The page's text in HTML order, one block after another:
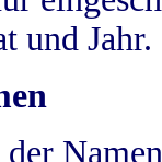
und Jahr.